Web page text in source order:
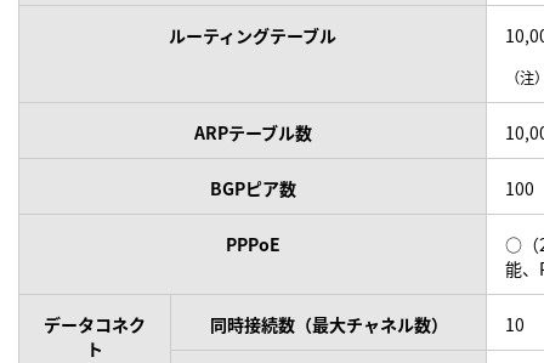
ルーティングテーブル
（注
ARPテーブル数
BGPピア数 100
PPPoE
○（
能、
データコネク
ト
同時接続数（最大チャネル数） 10